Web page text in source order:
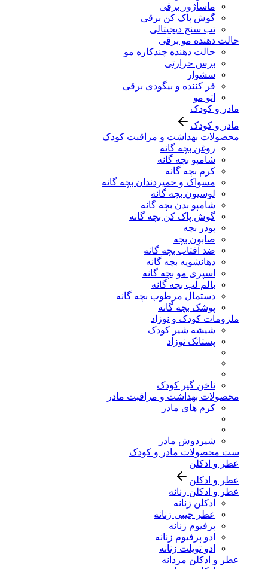
ماساژور برقی
گوش پاک کن برقی
تب سنج دیجیتالی
حالت دهنده مو برقی
حالت دهنده چندکاره مو
برس حرارتی
سشوار
فر کننده و بیگودی برقی
اتو مو
مادر و کودک
مادر و کودک
محصولات بهداشت و مراقبت کودک
روغن بچه گانه
شامپو بچه گانه
کرم بچه گانه
مسواک و خمیردندان بچه گانه
لوسیون بچه گانه
شامپو بدن بچه گانه
گوش پاک کن بچه گانه
پودر بچه
صابون بچه
ضد آفتاب بچه گانه
دهانشویه بچه گانه
اسپری مو بچه گانه
بالم لب بچه گانه
دستمال مرطوب بچه گانه
پوشک بچه گانه
ملزومات کودک و نوزاد
شیشه شیر کودک
پستانک نوزاد
ناخن گیر کودک
محصولات بهداشت و مراقبت مادر
کرم های مادر
شیردوش مادر
ست محصولات مادر و کودک
عطر و ادکلن
عطر و ادکلن
عطر و ادکلن زنانه
ادکلن زنانه
عطر جیبی زنانه
پرفیوم زنانه
ادو پرفیوم زنانه
ادو تویلت زنانه
عطر و ادکلن مردانه